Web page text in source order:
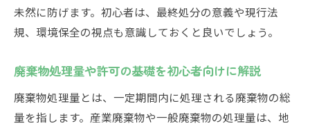
未然に防げます。初心者は、最終処分の意義や現行法
規、環境保全の視点も意識しておくと良いでしょう。
廃棄物処理量や許可の基礎を初心者向けに解説
廃棄物処理量とは、一定期間内に処理される廃棄物の総
量を指します。産業廃棄物や一般廃棄物の処理量は、地